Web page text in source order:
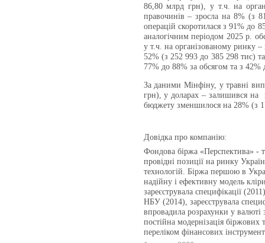
86,80 млрд грн), у т.ч. на
правочинів – зросла на 8% (з
операцій скоротилася з 91% до
аналогічним періодом 2025 р.
у т.ч. на організованому ринку
52% (з 252 993 до 385 298 тис)
77% до 88% за обсягом та з 42%
За даними Мінфіну, у травні
грн), у доларах – залишився на
бюджету зменшилося на 28% (з
Довідка про компанію:
Фондова біржа «Перспектива» -
провідні позиції на ринку
технологій. Біржа першою в
надійну і ефективну модель
зареєструвала специфікації
НБУ (2014), зареєструвала
впровадила розрахунки у валюті
постійна модернізація біржових
переліком фінансових